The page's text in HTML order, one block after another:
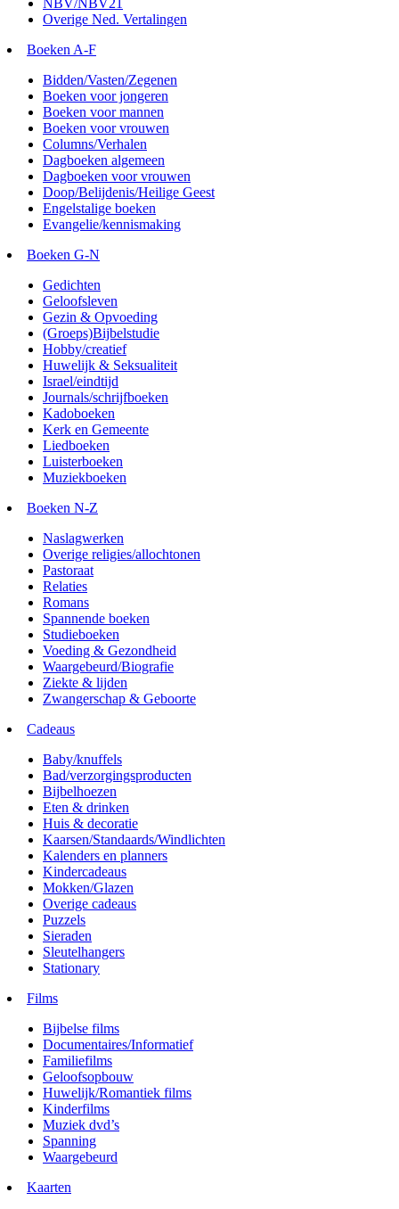
NBV/NBV21
Overige Ned. Vertalingen
Boeken A-F
Bidden/Vasten/Zegenen
Boeken voor jongeren
Boeken voor mannen
Boeken voor vrouwen
Columns/Verhalen
Dagboeken algemeen
Dagboeken voor vrouwen
Doop/Belijdenis/Heilige Geest
Engelstalige boeken
Evangelie/kennismaking
Boeken G-N
Gedichten
Geloofsleven
Gezin & Opvoeding
(Groeps)Bijbelstudie
Hobby/creatief
Huwelijk & Seksualiteit
Israel/eindtijd
Journals/schrijfboeken
Kadoboeken
Kerk en Gemeente
Liedboeken
Luisterboeken
Muziekboeken
Boeken N-Z
Naslagwerken
Overige religies/allochtonen
Pastoraat
Relaties
Romans
Spannende boeken
Studieboeken
Voeding & Gezondheid
Waargebeurd/Biografie
Ziekte & lijden
Zwangerschap & Geboorte
Cadeaus
Baby/knuffels
Bad/verzorgingsproducten
Bijbelhoezen
Eten & drinken
Huis & decoratie
Kaarsen/Standaards/Windlichten
Kalenders en planners
Kindercadeaus
Mokken/Glazen
Overige cadeaus
Puzzels
Sieraden
Sleutelhangers
Stationary
Films
Bijbelse films
Documentaires/Informatief
Familiefilms
Geloofsopbouw
Huwelijk/Romantiek films
Kinderfilms
Muziek dvd’s
Spanning
Waargebeurd
Kaarten